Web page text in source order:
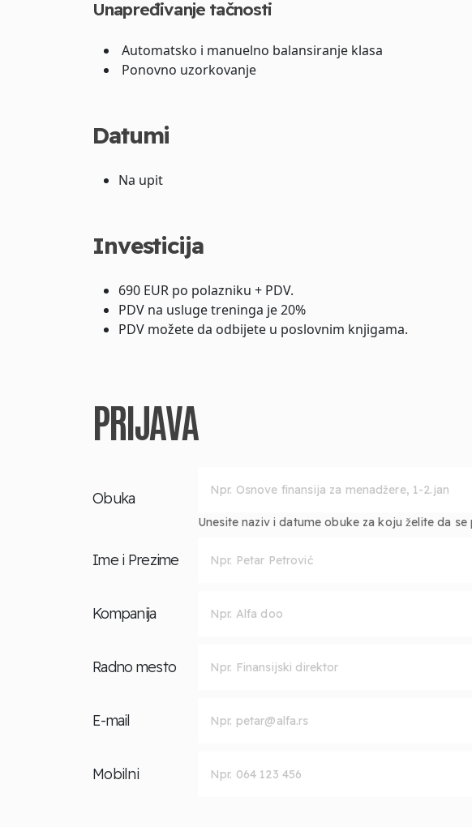
Unapređivanje tačnosti
Automatsko i manuelno balansiranje klasa
Ponovno uzorkovanje
Datumi
Na upit
Investicija
690 EUR po polazniku + PDV.
PDV na usluge treninga je 20%
PDV možete da odbijete u poslovnim knjigama.
PRIJAVA
Obuka
Unesite naziv i datume obuke za koju želite da se
Ime i Prezime
Kompanija
Radno mesto
E-mail
Mobilni